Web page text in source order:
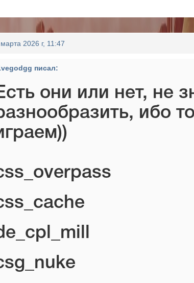
2026 г, 11:47
писал:
они или нет, не
ибо